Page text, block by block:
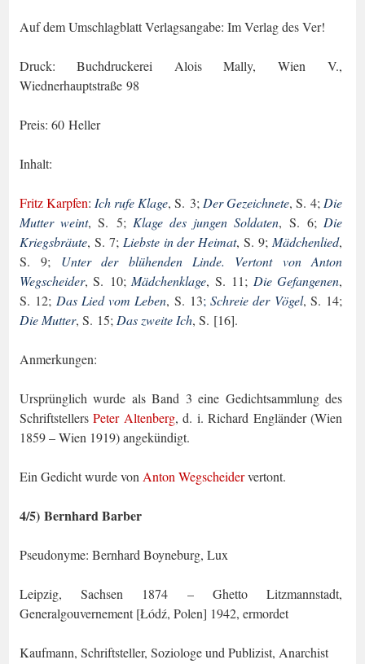
Auf dem UmschlagblattVerlagsangabe: Im Verlag des Ver!
Druck: Buchdruckerei Alois Mally, Wien V.,
Wiednerhauptstraße 98
Preis: 60 Heller
Inhalt:
Fritz Karpfen: Ich rufe Klage, S. 3; Der Gezeichnete, S. 4; Die
Mutter weint, S. 5; Klage des jungen Soldaten, S. 6; Die
Kriegsbräute, S. 7; Liebste in der Heimat, S. 9; Mäd­chenlied,
S. 9; Unter der blühenden Linde. Vertont von Anton
Wegscheider, S. 10; Mädchenklage, S. 11; Die Gefangenen,
S. 12; Das Lied vom Leben, S. 13; Schreie der Vögel, S. 14;
Die Mutter, S. 15; Das zweite Ich, S. [16].
Anmerkungen:
Ursprünglich wurde als Band 3 eine Gedichtsammlung des
SchriftstellersPeter Alten­berg, d. i. Richard Engländer (Wien
1859 – Wien 1919) angekündigt.
Ein Gedicht wurde von Anton Wegscheidervertont.
4/5) Bernhard Barber
Pseudonyme: Bernhard Boyneburg, Lux
Leipzig, Sachsen 1874 – Ghetto Litzmannstadt,
Generalgouvernement [Łódź, Polen] 1942, ermordet
Kaufmann, Schriftsteller, Soziologe und Publizist, Anarchist